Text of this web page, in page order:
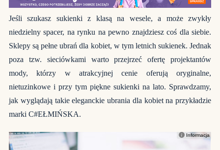
Jeśli szukasz sukienki z klasą na wesele, a może zwykły
niedzielny spacer, na rynku na pewno znajdziesz coś dla siebie.
Sklepy są pełne ubrań dla kobiet, w tym letnich sukienek. Jednak
poza tzw. sieciówkami warto przejrzeć ofertę projektantów
mody, którzy w atrakcyjnej cenie oferują oryginalne,
nietuzinkowe i przy tym piękne sukienki na lato. Sprawdzamy,
jak wyglądają takie eleganckie ubrania dla kobiet na przykładzie
marki C#EŁMIŃSKA.